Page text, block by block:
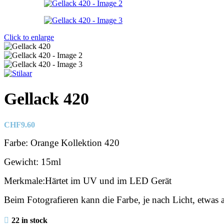
Click to enlarge
Gellack 420
CHF9.60
Farbe: Orange Kollektion 420
Gewicht: 15ml
Merkmale:Härtet im UV und im LED Gerät
Beim Fotografieren kann die Farbe, je nach Licht, etwas
22 in stock